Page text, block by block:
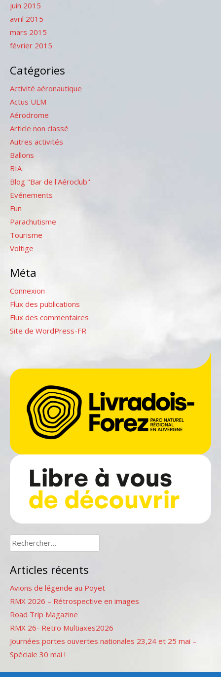
juin 2015
avril 2015
mars 2015
février 2015
Catégories
Activité aéronautique
Actus ULM
Aérodrome
Article non classé
Autres activités
Ballons
BIA
Blog "Bar de l'Aéroclub"
Evénements
Fun
Parachutisme
Tourisme
Voltige
Méta
Connexion
Flux des publications
Flux des commentaires
Site de WordPress-FR
Rechercher :
Articles récents
Avions de légende au Poyet
RMX 2026 – Rétrospective en images
Road Trip Magazine
RMX 26- Retro Multiaxes2026
Journées portes ouvertes nationales 23,24 et 25 mai –
Spéciale 30 mai !